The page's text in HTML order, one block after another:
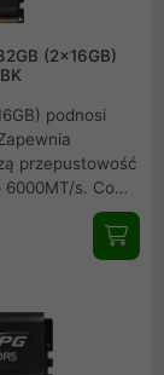
(2x16GB)
podnosi
przepustowość
s. Co
dla